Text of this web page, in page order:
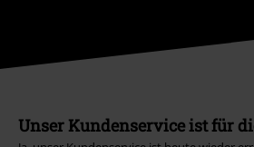
Unser Kundenservice ist für